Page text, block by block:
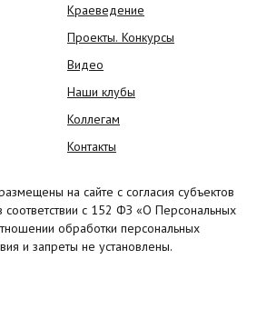
Краеведение
Проекты. Конкурсы
Видео
Наши клубы
Коллегам
Контакты
на сайте с согласия субъектов
соответствии с 152 ФЗ «О Персональных
обработки персональных
и запреты не установлены.